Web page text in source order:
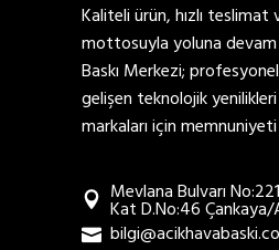
Kaliteli ürün, hızlı
mottosuyla yoluna devam
Baskı Merkezi;
gelişen teknolojik
markaları için
Mevlana Bulvarı No:221
Kat D.No:46 Çankaya/